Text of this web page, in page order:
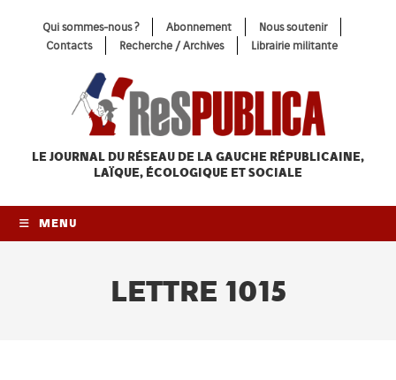
Qui sommes-nous ? Abonnement
Nous soutenir
Contacts
Recherche / Archives Librairie militante
LE JOURNAL DU RÉSEAU DE LA GAUCHE RÉPUBLICAINE,
LAÏQUE, ÉCOLOGIQUE ET SOCIALE
MENU
LETTRE 1015